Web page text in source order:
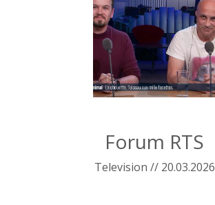
Forum RTS
Television // 20.03.2026